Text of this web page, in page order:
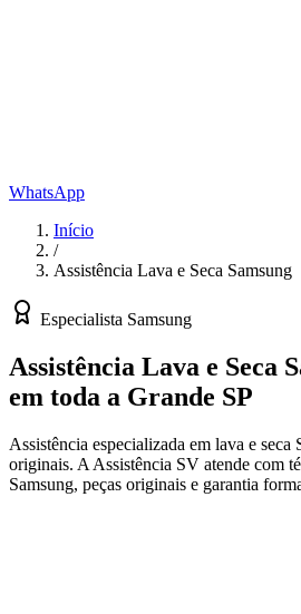
WhatsApp
Início
/
Assistência Lava e Seca Samsung
Especialista Samsung
Assistência Lava e Seca
em toda a Grande SP
Assistência especializada em lava e seca
originais. A Assistência SV atende com
Samsung, peças originais e garantia